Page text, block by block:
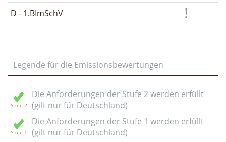
D - 1.BImSchV
Legende für die Emissionsbewertungen
Die Anforderungen der Stufe 2 werden erfüllt
(gilt nur für Deutschland)
Die Anforderungen der Stufe 1 werden erfüllt
(gilt nur für Deutschland)